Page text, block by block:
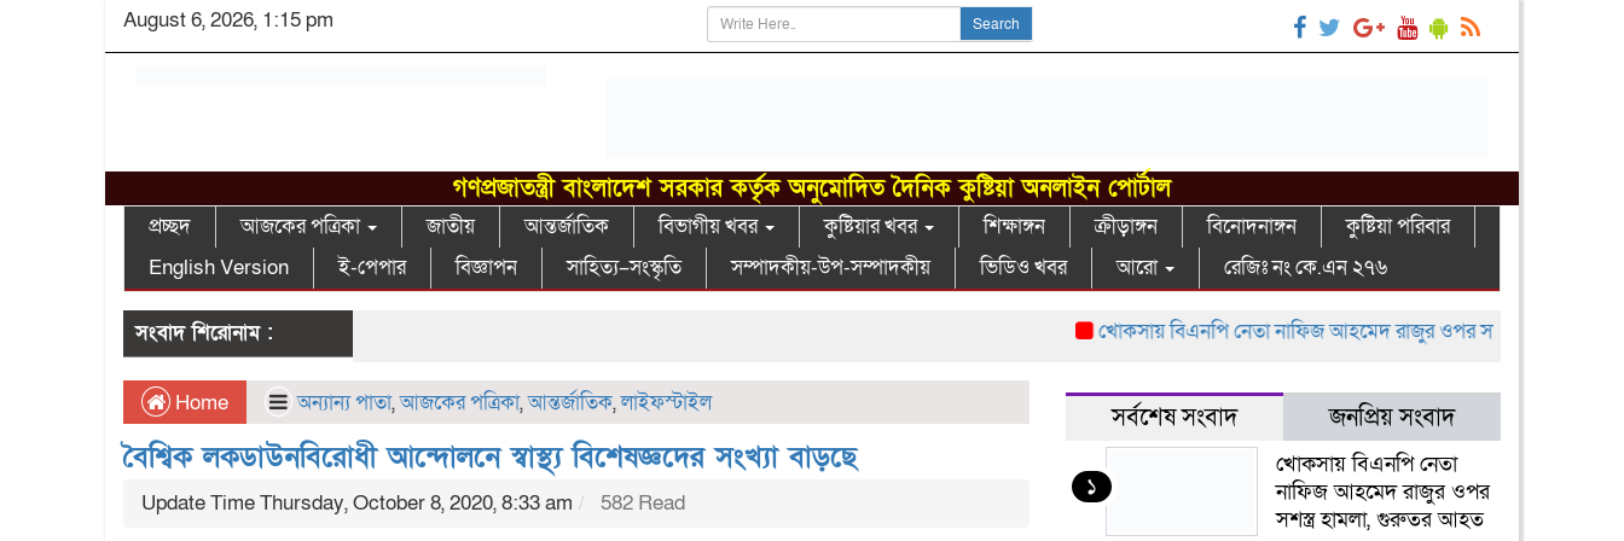
August 6, 2026, 1:15 pm Search
গণপ্রজাতন্ত্রী বাংলাদেশ সরকার কর্তৃক অনুমোদিত দৈনিক কুষ্টিয়া অনলাইন পোর্টাল
প্রচ্ছদ আজকের পত্রিকা জাতীয় আন্তর্জাতিক বিভাগীয় খবর কুষ্টিয়ার খবর শিক্ষাঙ্গন ক্রীড়াঙ্গন বিনোদনাঙ্গন
কুষ্টিয়া পরিবার
English Version
ই-পেপার বিজ্ঞাপন সাহিত্য–সংস্কৃতি সম্পাদকীয়-উপ-সম্পাদকীয় ভিডিও খবর আরো রেজিঃ নং কে.এন ২৭৬
সংবাদ শিরোনাম : খোকসায় বিএনপি নেতা নাফিজ আহমেদ রাজুর ওপর সশস্ত্র হামলা, গুরুতর আহত
Home অন্যান্য পাতা,আজকের পত্রিকা,আন্তর্জাতিক,লাইফস্টাইল
বৈশ্বিক লকডাউনবিরোধী আন্দোলনে স্বাস্থ্য বিশেষজ্ঞদের সংখ্যা বাড়ছে
Update Time Thursday, October 8, 2020, 8:33 am 582 Read
সর্বশেষ সংবাদ জনপ্রিয় সংবাদ
১
খোকসায় বিএনপি নেতা
নাফিজ আহমেদ রাজুর ওপর
সশস্ত্র হামলা, গুরুতর আহত